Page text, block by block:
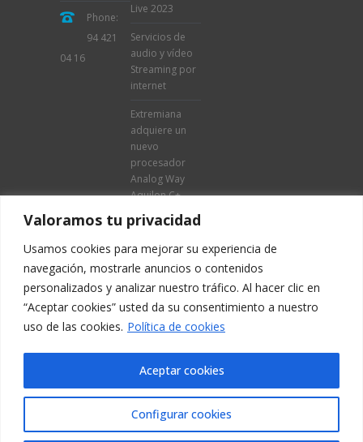
Valoramos tu privacidad
Usamos cookies para mejorar su experiencia de
navegación, mostrarle anuncios o contenidos
personalizados y analizar nuestro tráfico. Al hacer clic en
“Aceptar cookies” usted da su consentimiento a nuestro
uso de las cookies. Política de cookies
Configurar cookies
Aceptar cookies
Phone:
94 421
04 16
Live 2023
Servicios de
audio y vídeo
Streaming por
internet
Extremiana
adquiere un
nuevo
procesador
Analog Way
Aquilon C+
Aviso legal
privacidad
·Política de
Cookies·